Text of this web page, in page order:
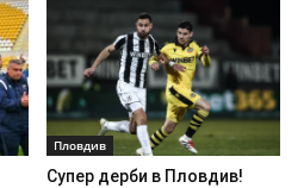
Пловдив
Супер дерби в Пловдив!